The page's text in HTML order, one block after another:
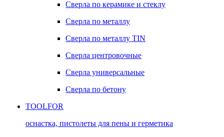
Сверла по керамике и стеклу
Сверла по металлу
Сверла по металлу TIN
Сверла центровочные
Сверла универсальные
Сверла по бетону
TOOLFOR
оснастка, пистолеты для пены и герметика